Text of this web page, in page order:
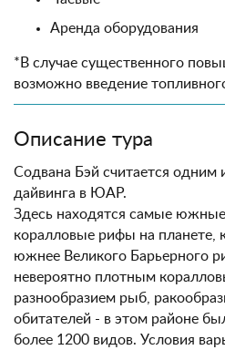
Аренда оборудования
*В случае существенного
возможно введение
Описание тура
Содвана Бэй считается одним
дайвинга в ЮАР.
Здесь находятся самые
коралловые рифы на планете,
южнее Великого Барьерного
невероятно плотным
разнообразием рыб,
обитателей - в этом районе
более 1200 видов. Условия